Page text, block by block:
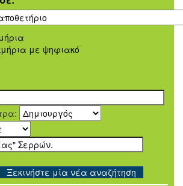
με ψηφιακό
Ξεκινήστε μία νέα αναζήτηση